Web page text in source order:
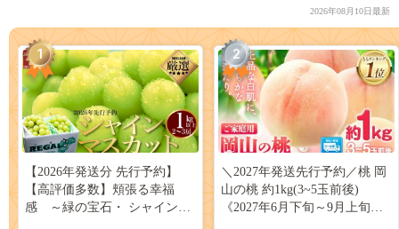
2026年08月10日最新
1
【2026年発送分 先行予約】
【高評価多数】頬張る幸福
感 ～緑の宝石・ シャインマ
2
＼2027年発送先行予約／桃 岡
山の桃 約1kg(3~5玉前後)
《2027年6月下旬～9月上旬頃